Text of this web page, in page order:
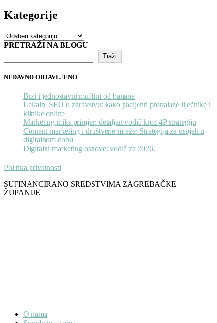
Kategorije
Kategorije
PRETRAŽI NA BLOGU
Traži
NEDAVNO OBJAVLJENO
Brzi i jednostavni muffini od banane
Lokalni SEO u zdravstvu: kako pacijenti pronalaze liječnike i
klinike online
Marketing miks primjer: detaljan vodič kroz 4P strategiju
Content marketing i društvene mreže: Strategija za uspjeh u
digitalnom dobu
Digitalni marketing osnove: vodič za 2026.
Politika privatnosti
SUFINANCIRANO SREDSTVIMA ZAGREBAČKE
ŽUPANIJE
O nama